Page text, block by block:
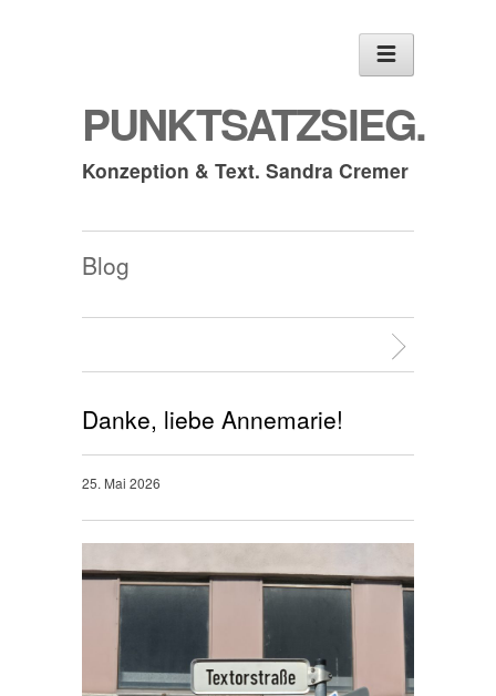
PUNKTSATZSIEG.
Konzeption & Text. Sandra Cremer
Blog
Danke, liebe Annemarie!
25. Mai 2026